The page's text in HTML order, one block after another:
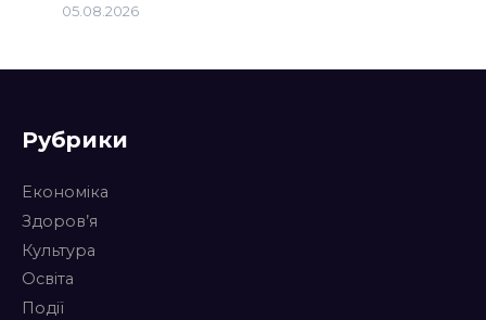
05.08.2026
Рубрики
Економіка
Здоров’я
Культура
Освіта
Події